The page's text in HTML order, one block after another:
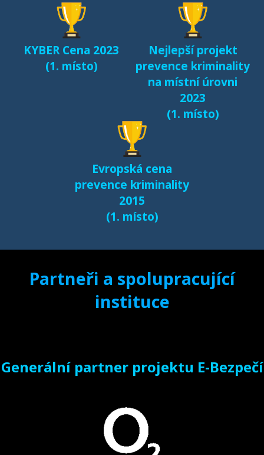
dětí v kyberprostoru
Fenomén Minecraft v
českém prostředí
Další výsledky jsou k
samostatné stránce
e-bezpeci.cz/vyzkum.
KYBER Cena 2023
(1. místo)
Nejlepší projekt
prevence kriminality
na místní úrovni
2023
(1. místo)
Evropská cena
prevence kriminality
2015
(1. místo)
Partneři a spolupracující
instituce
Generální partner projektu E-Bezpečí